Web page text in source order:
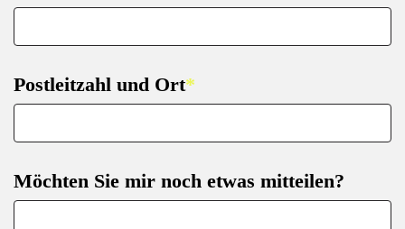
Postleitzahl und Ort*
Möchten Sie mir noch etwas mitteilen?